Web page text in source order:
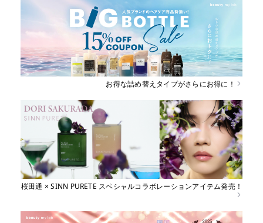
お得な詰め替えタイプがさらにお得に！
桜田通 × SINN PURETE スペシャルコラボレーションアイテム発売！